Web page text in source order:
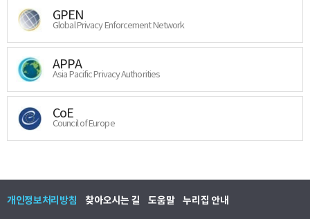
GPEN
Global Privacy Enforcement Network
APPA
Asia Pacific Privacy Authorities
CoE
Council of Europe
개인정보처리방침 찾아오시는 길 도움말 누리집 안내